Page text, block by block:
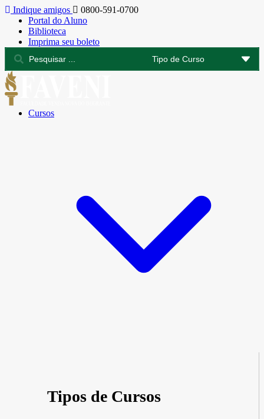
Indique amigos
0800-591-0700
Portal do Aluno
Biblioteca
Imprima seu boleto
Cursos
Tipos de Cursos